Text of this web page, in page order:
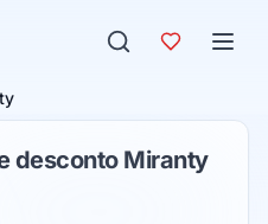
desconto Miranty